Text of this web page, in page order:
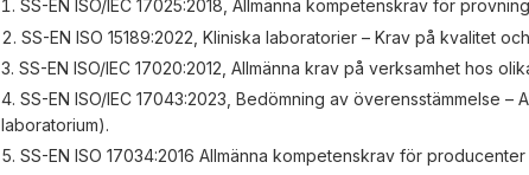
SS-EN ISO/IEC 17025:2018, Allmänna kompetenskrav för
SS-EN ISO 15189:2022, Kliniska laboratorier – Krav på kvalitet
SS-EN ISO/IEC 17020:2012, Allmänna krav på verksamhet hos
SS-EN ISO/IEC 17043:2023, Bedömning av överensstämmelse
laboratorium).
SS-EN ISO 17034:2016 Allmänna kompetenskrav för